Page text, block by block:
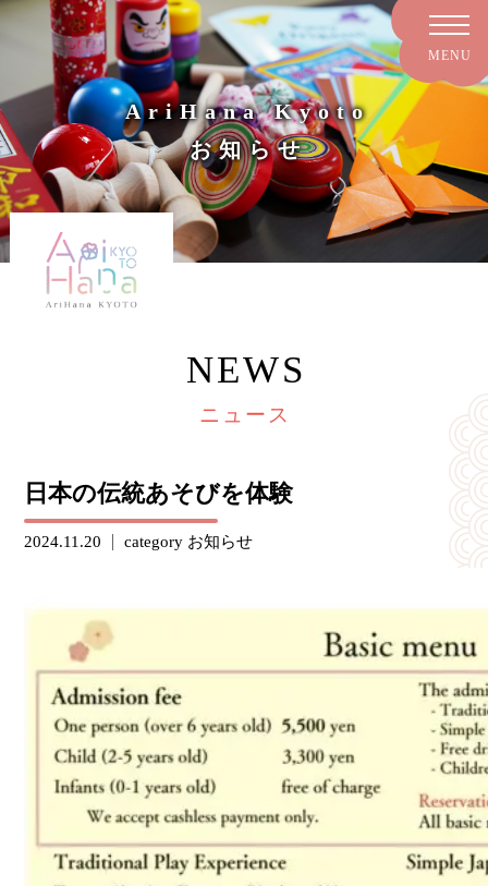
AriHana Kyoto
お知らせ
NEWS
ニュース
日本の伝統あそびを体験
2024.11.20 category お知らせ